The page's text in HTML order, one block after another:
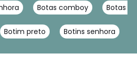
Botas comboy Botas
Botim preto Botins senhora